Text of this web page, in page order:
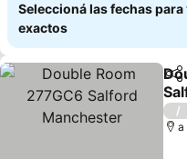
Seleccioná las fechas
exactos
/
a